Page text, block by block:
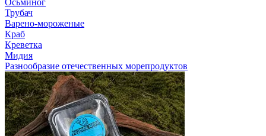
Осьминог
Трубач
Варено-мороженые
Краб
Креветка
Мидия
Разнообразие отечественных морепродуктов